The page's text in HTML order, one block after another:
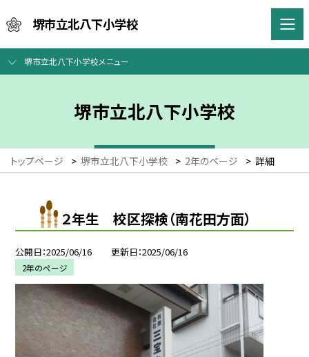
堺市立北八下小学校
堺市立北八下小学校メニュー
堺市立北八下小学校
トップページ > 堺市立北八下小学校 > 2年のページ > 詳細
２年生 校区探検（南花田方面）
公開日 2025/06/16 更新日 2025/06/16
2年のページ